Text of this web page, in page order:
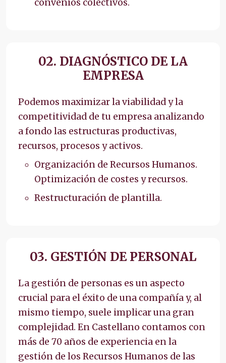
convenios colectivos.
02. DIAGNÓSTICO DE LA
EMPRESA
Podemos maximizar la viabilidad y la
competitividad de tu empresa analizando
a fondo las estructuras productivas,
recursos, procesos y activos.
Organización de Recursos Humanos.
Optimización de costes y recursos.
Restructuración de plantilla.
03. GESTIÓN DE PERSONAL
La gestión de personas es un aspecto
crucial para el éxito de una compañía y, al
mismo tiempo, suele implicar una gran
complejidad. En Castellano contamos con
más de 70 años de experiencia en la
gestión de los Recursos Humanos de las